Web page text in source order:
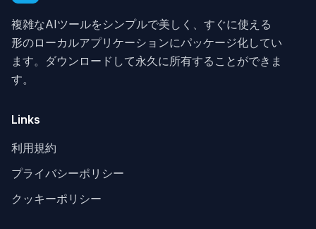
複雑なAIツールをシンプルで美しく、すぐに使える
形のローカルアプリケーションにパッケージ化してい
ます。ダウンロードして永久に所有することができま
す。
Links
利用規約
プライバシーポリシー
クッキーポリシー